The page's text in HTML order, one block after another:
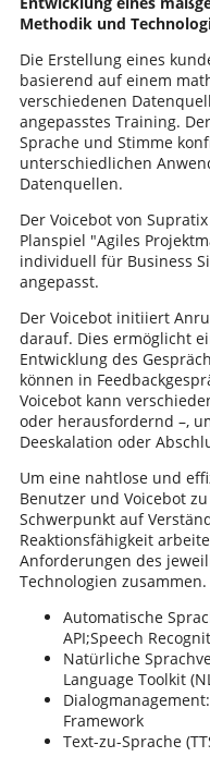
Methodik und
Die Erstellung eines
basierend auf einem
verschiedenen
angepasstes Training.
Sprache und Stimme
unterschiedlichen
Datenquellen.
Der Voicebot von
Planspiel "Agiles
individuell für Business
angepasst.
Der Voicebot initiiert
darauf. Dies ermöglicht
Entwicklung des
können in
Voicebot kann
oder herausfordernd –,
Deeskalation oder
Um eine nahtlose und
Benutzer und Voicebot
Schwerpunkt auf
Reaktionsfähigkeit
Anforderungen des
Technologien zusammen.
Automatische
API;Speech
Natürliche
Language Toolkit
Framework
Text-zu-Sprache